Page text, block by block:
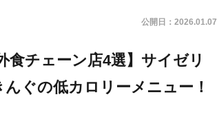
公開日： 2026.01.07
食チェーン店4選】サイゼリ
ぐの低カロリーメニュー！